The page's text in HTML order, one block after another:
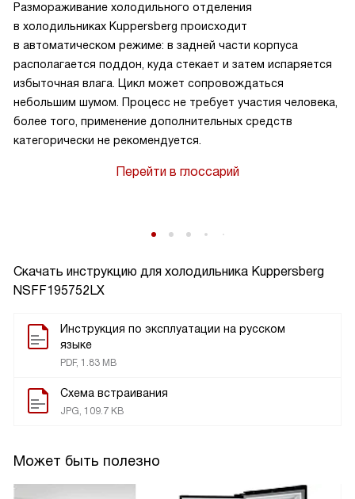
Скачать инструкцию для холодильника Kuppersberg
NSFF195752LX
Инструкция по эксплуатации на русском
языке
PDF, 1.83 MB
Схема встраивания
JPG, 109.7 KB
Может быть полезно
Размораживание холодильного отделения
в холодильниках Kuppersberg происходит
в автоматическом режиме: в задней части корпуса
располагается поддон, куда стекает и затем испаряется
избыточная влага. Цикл может сопровождаться
небольшим шумом. Процесс не требует участия человека,
более того, применение дополнительных средств
категорически не рекомендуется.
Перейти в глоссарий